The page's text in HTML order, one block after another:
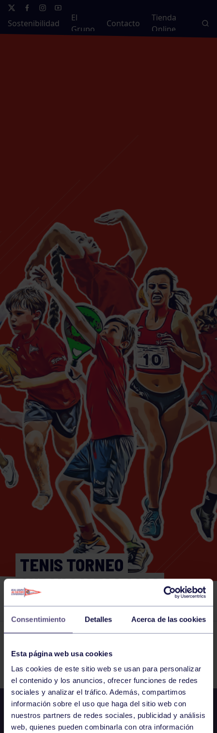
Consentimiento Detalles Acerca de las cookies
Esta página web usa cookies
Las cookies de este sitio web se usan para personalizar
el contenido y los anuncios, ofrecer funciones de redes
sociales y analizar el tráfico. Además, compartimos
información sobre el uso que haga del sitio web con
nuestros partners de redes sociales, publicidad y análisis
web, quienes pueden combinarla con otra información
Sostenibilidad
El
Grupo
Contacto
Tienda
Online
TENIS TORNEO
CURSILLISTAS 2026
SEGUNDA MASCULINA